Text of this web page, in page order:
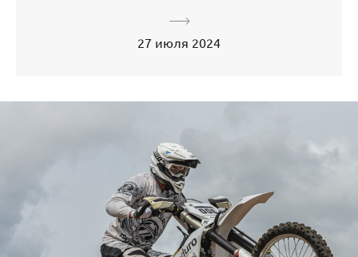
27 июля 2024